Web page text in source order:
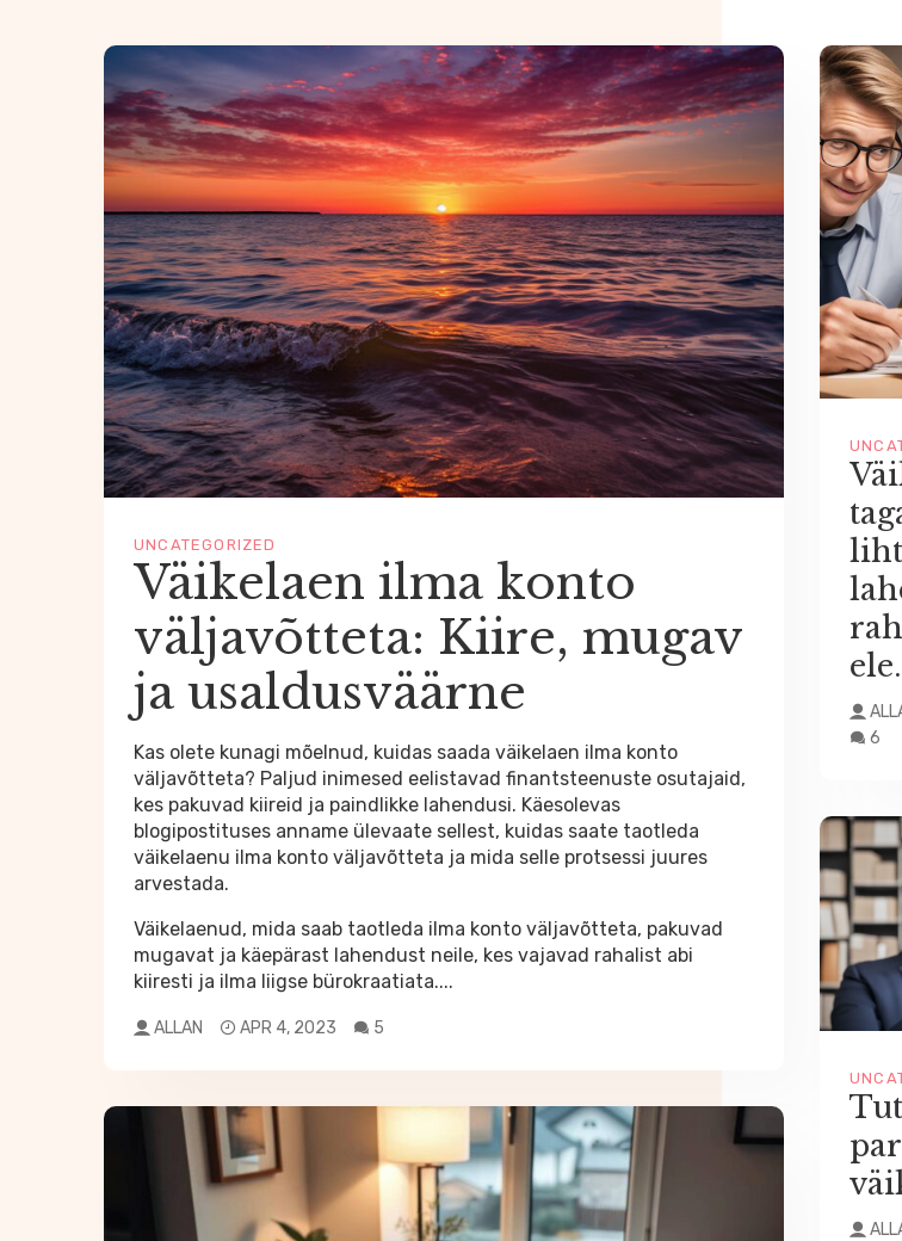
UNCATEGORIZED
Väikelaen ilma konto
väljavõtteta: Kiire, mugav
ja usaldusväärne
Kas olete kunagi mõelnud, kuidas saada väikelaen ilma konto
väljavõtteta? Paljud inimesed eelistavad finantsteenuste osutajaid,
kes pakuvad kiireid ja paindlikke lahendusi. Käesolevas
blogipostituses anname ülevaate sellest, kuidas saate taotleda
väikelaenu ilma konto väljavõtteta ja mida selle protsessi juures
arvestada.
Väikelaenud, mida saab taotleda ilma konto väljavõtteta, pakuvad
mugavat ja käepärast lahendust neile, kes vajavad rahalist abi
kiiresti ja ilma liigse bürokraatiata....
ALLAN APR 4, 2023 5
ele.
6